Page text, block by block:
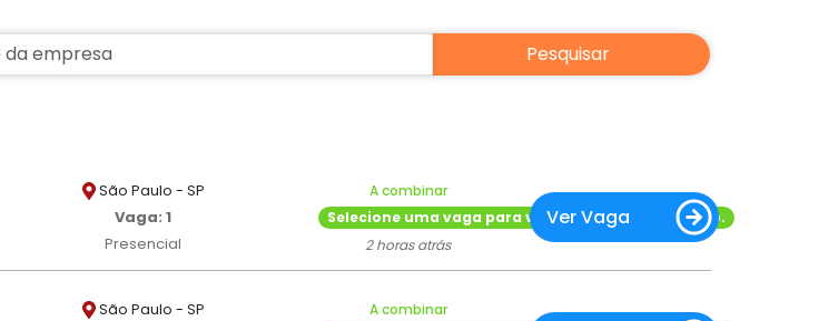
São Paulo - SP
Vaga: 1
Presencial
A combinar
Selecione uma vaga para ver o tipo de contratação.
2 horas atrás
Ver Vaga
São Paulo - SP
A combinar